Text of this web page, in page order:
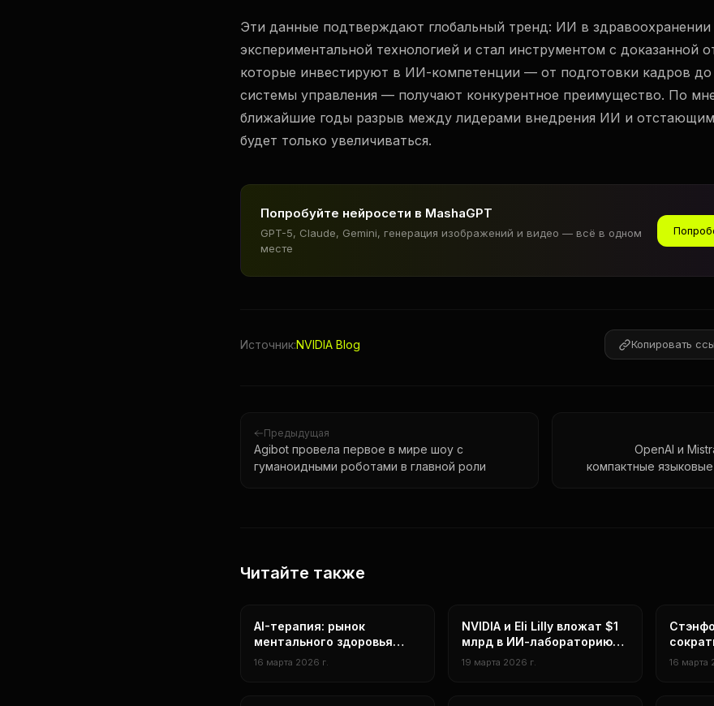
Эти данные подтверждают глобальный тренд: ИИ в здравоохранении
экспериментальной технологией и стал инструментом с доказанной
которые инвестируют в ИИ-компетенции — от подготовки кадров до
системы управления — получают конкурентное преимущество. По
ближайшие годы разрыв между лидерами внедрения ИИ и
будет только увеличиваться.
Попробуйте нейросети в MashaGPT
GPT-5, Claude, Gemini, генерация изображений и видео — всё в одном
месте
Источник:NVIDIA Blog Копировать
Предыдущая
Agibot провела первое в мире шоу с
гуманоидными роботами в главной роли
OpenAI и
компактные
Читайте также
Исследования
AI-терапия: рынок
ментального здоровья
превысил $8 млрд, но
16 марта 2026 г.
исследования
NVIDIA и Eli Lilly вложат $1
млрд в ИИ-лабораторию
для разработки лекарств:
19 марта 2026 г. 16 марта